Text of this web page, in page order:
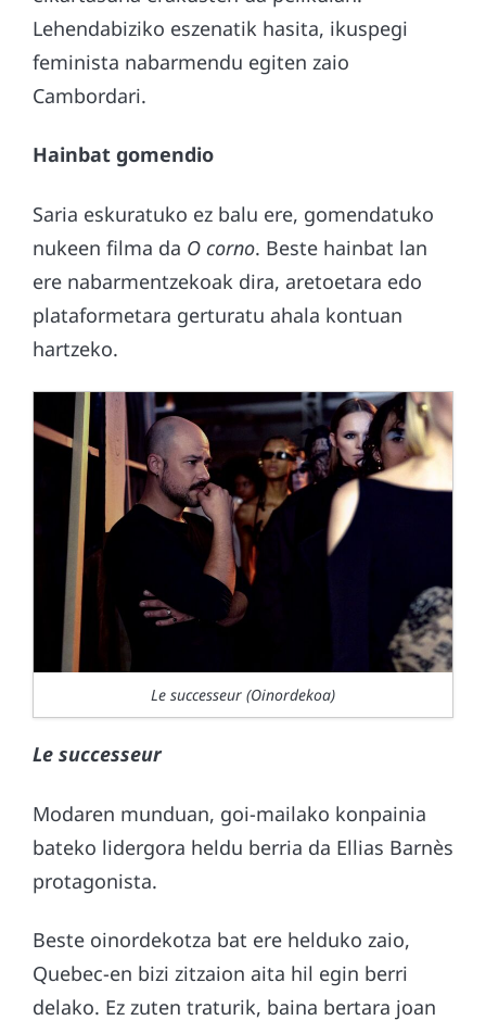
Lehendabiziko eszenatik hasita, ikuspegi
feminista nabarmendu egiten zaio
Cambordari.
Hainbat gomendio
Saria eskuratuko ez balu ere, gomendatuko
nukeen filma da O corno. Beste hainbat lan
ere nabarmentzekoak dira, aretoetara edo
plataformetara gerturatu ahala kontuan
hartzeko.
Le successeur (Oinordekoa)
Le successeur
Modaren munduan, goi-mailako konpainia
bateko lidergora heldu berria da Ellias Barnès
protagonista.
Beste oinordekotza bat ere helduko zaio,
Quebec-en bizi zitzaion aita hil egin berri
delako. Ez zuten traturik, baina bertara joan